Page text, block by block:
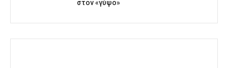
στον «γύψο»